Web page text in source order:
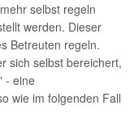
selbst regeln
werden. Dieser
Betreuten regeln.
sich selbst bereichert,
- eine
wie im folgenden Fall